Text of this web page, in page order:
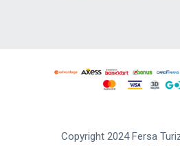
Copyright 2024 Fersa